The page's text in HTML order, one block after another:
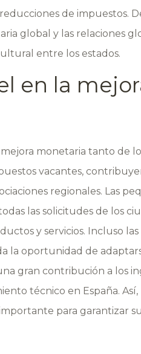
de impuestos.
global y las relaciones
entre los estados.
en la
monetaria tanto de
vacantes,
regionales. Las
las solicitudes de los
y servicios. Incluso
la oportunidad de
gran contribución a los
técnico en España.
para garantizar